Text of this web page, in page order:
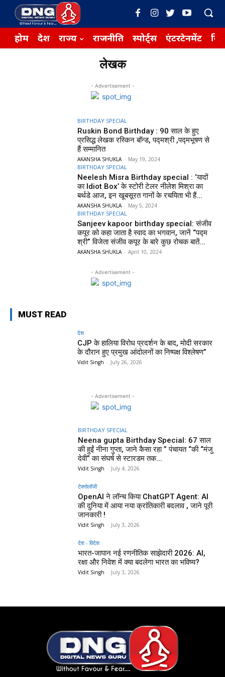
होम देश राज्य राजनीति स्पोर्ट्स एंटरटेनमेंट
लेखक
- Advertisement -
BIRTHDAY SPECIAL
Ruskin Bond Birthday : 90 साल के हुए
प्रसिद्ध लेखक रस्किन बॉन्ड, पद्मश्री ,पद्मभूषण से
हैं सम्मानित
AKANSHA SHUKLA - May 19, 2024
BIRTHDAY SPECIAL
Neelesh Misra Birthday special : ‘यादों
का Idiot Box’ के स्टोरी टेलर नीलेश मिश्रा का
बर्थडे आज, इन खूबसूरत गानों के रचयिता भी हैं...
AKANSHA SHUKLA - May 5, 2024
BIRTHDAY SPECIAL
Sanjeev kapoor birthday special: संजीव
कपूर को कहा जाता है स्वाद का भगवान, जानें “पद्म
श्री” विजेता संजीव कपूर के बारे कुछ रोचक बातें...
AKANSHA SHUKLA - April 10, 2024
- Advertisement -
MUST READ
देश
CJP के हालिया विरोध प्रदर्शन के बाद, मोदी सरकार
के दौरान हुए प्रमुख आंदोलनों का निष्पक्ष विश्लेषण”
Vidit Singh - July 26, 2026
- Advertisement -
BIRTHDAY SPECIAL
Neena gupta Birthday Special: 67 साल
की हुईं नीना गुप्ता, जाने कैसा रहा ” पंचायत “की “मंजु
देवी” का संघर्ष से स्टारडम तक...
Vidit Singh - July 4, 2026
टेक्नोलॉजी
OpenAI ने लॉन्च किया ChatGPT Agent: AI
की दुनिया में आया नया क्रांतिकारी बदलाव , जाने पूरी
जानकारी !
Vidit Singh - July 3, 2026
देश - विदेश
भारत-जापान नई रणनीतिक साझेदारी 2026: AI,
रक्षा और निवेश में क्या बदलेगा भारत का भविष्य?
Vidit Singh - July 3, 2026